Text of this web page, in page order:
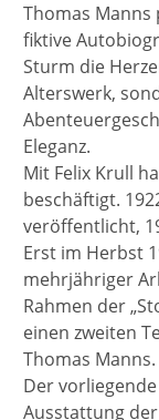
Thomas
fiktive
Sturm die
Alterswerk,
Eleganz.
Mit Felix Krull
beschäftigt.
veröffentlicht,
Erst im Herbst
mehrjähriger
Rahmen der
einen zweiten
Thomas Manns.
Der
Ausstattung